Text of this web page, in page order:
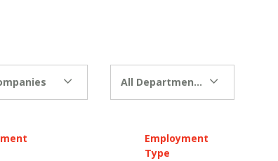
All Departments
Employment
Type